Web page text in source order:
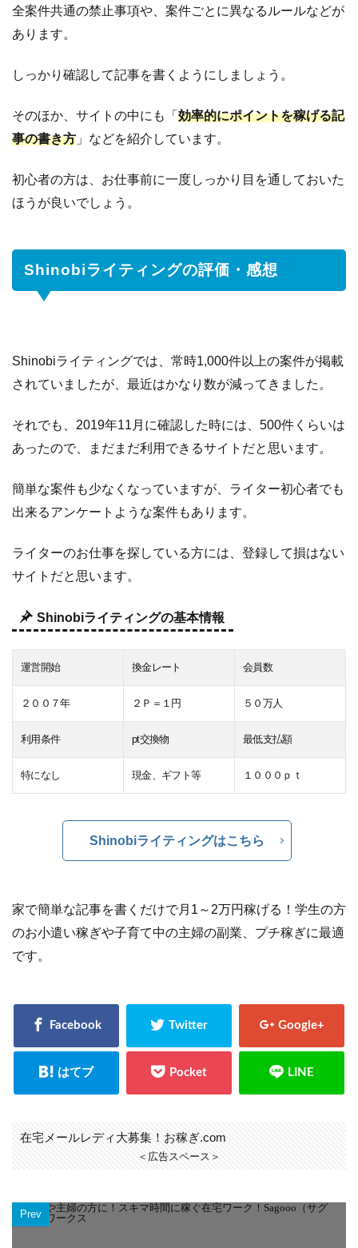
全案件共通の禁止事項や、案件ごとに異なるルールなどが
あります。
しっかり確認して記事を書くようにしましょう。
そのほか、サイトの中にも「 効率的にポイントを稼げる記
事の書き方 」などを紹介しています。
初心者の方は、お仕事前に一度しっかり目を通しておいた
ほうが良いでしょう。
Shinobiライティングの評価・感想
Shinobiライティングでは、常時1,000件以上の案件が掲載
されていましたが、最近はかなり数が減ってきました。
それでも、2019年11月に確認した時には、500件くらいは
あったので、まだまだ利用できるサイトだと思います。
簡単な案件も少なくなっていますが、ライター初心者でも
出来るアンケートような案件もあります。
ライターのお仕事を探している方には、登録して損はない
サイトだと思います。
Shinobiライティングの基本情報
運営開始 換金レート 会員数
２００７年 ２Ｐ＝１円 ５０万人
利用条件 pt交換物 最低支払額
特になし 現金、ギフト等 １０００ｐｔ
Shinobiライティングはこちら
家で簡単な記事を書くだけで月1～2万円稼げる！学生の方
のお小遣い稼ぎや子育て中の主婦の副業、プチ稼ぎに最適
です。
在宅メールレディ大募集！お稼ぎ.com
＜広告スペース＞
Prev